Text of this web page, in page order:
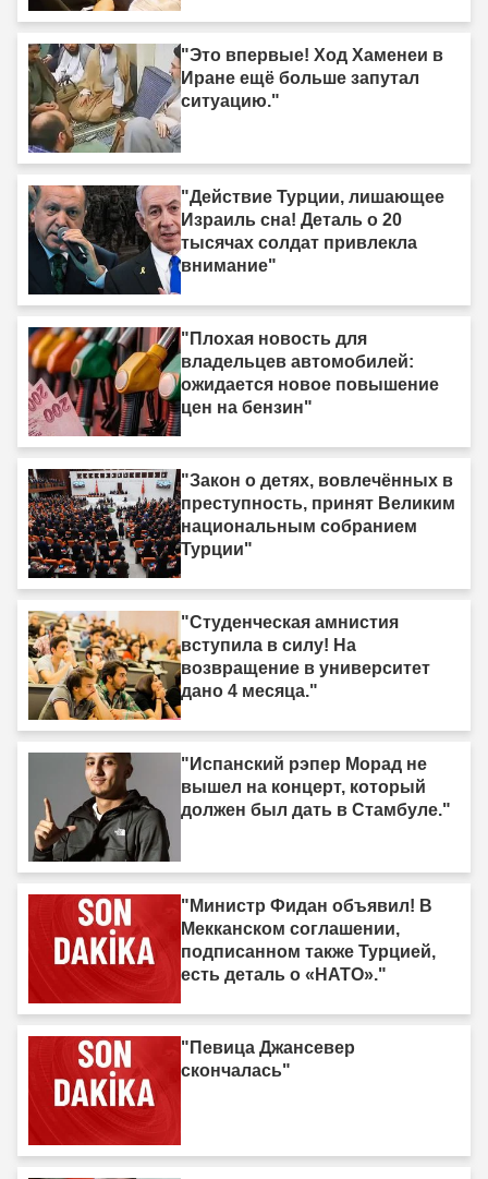
"Это впервые! Ход Хаменеи в
Иране ещё больше запутал
ситуацию."
"Действие Турции, лишающее
Израиль сна! Деталь о 20
тысячах солдат привлекла
внимание"
"Плохая новость для
владельцев автомобилей:
ожидается новое повышение
цен на бензин"
"Закон о детях, вовлечённых в
преступность, принят Великим
национальным собранием
Турции"
"Студенческая амнистия
вступила в силу! На
возвращение в университет
дано 4 месяца."
"Испанский рэпер Морад не
вышел на концерт, который
должен был дать в Стамбуле."
"Министр Фидан объявил! В
Мекканском соглашении,
подписанном также Турцией,
есть деталь о «НАТО»."
"Певица Джансевер
скончалась"